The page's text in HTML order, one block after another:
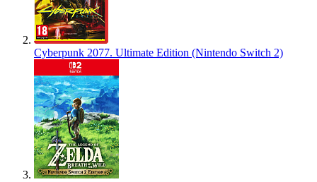
Cyberpunk 2077. Ultimate Edition (Nintendo Switch 2)